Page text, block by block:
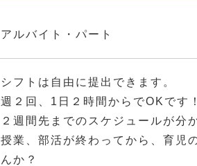
アルバイト・パート
シフトは自由に提出できます。
週２回、1日２時間からでOKです
２週間先までのスケジュールが分
授業、部活が終わってから、育児
んか？